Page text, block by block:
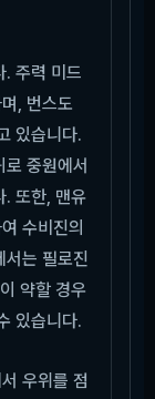
. 주력 미드
, 번스도
있습니다.
중원에서
. 또한, 맨유
수비진의
는 필로진
약할 경우
있습니다.
우위를 점